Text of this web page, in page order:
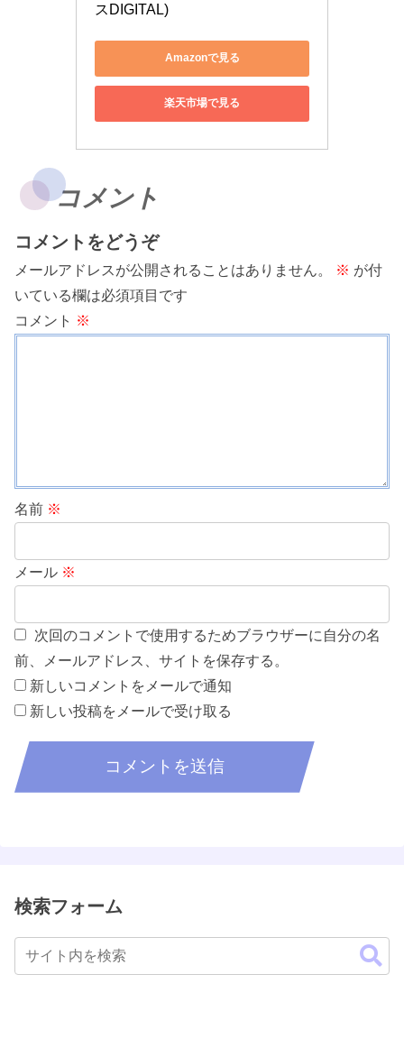
スDIGITAL)
Amazonで見る
楽天市場で見る
コメント
コメントをどうぞ
メールアドレスが公開されることはありません。 ※ が付
いている欄は必須項目です
コメント ※
名前 ※
メール ※
次回のコメントで使用するためブラウザーに自分の名
前、メールアドレス、サイトを保存する。
新しいコメントをメールで通知
新しい投稿をメールで受け取る
検索フォーム